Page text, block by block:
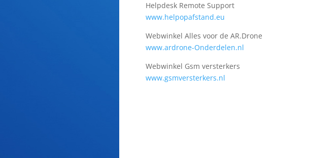
Helpdesk Remote Support
www.helpopafstand.eu
Webwinkel Alles voor de AR.Drone
www.ardrone-Onderdelen.nl
Webwinkel Gsm versterkers
www.gsmversterkers.nl